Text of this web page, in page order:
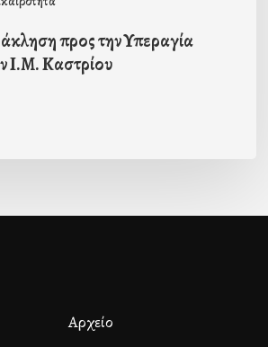
προς την Υπεραγία
Ι.Μ. Καστρίου
Αρχείο